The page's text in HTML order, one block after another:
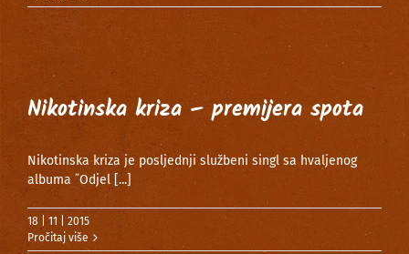
Nikotinska kriza – premijera spota
Nikotinska kriza je posljednji službeni singl sa hvaljenog
albuma ˝Odjel [...]
18 | 11 | 2015
Pročitaj više